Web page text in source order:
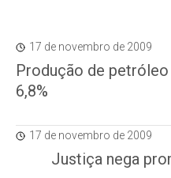
17 de novembro de 2009
Produção de
6,8%
17 de novembro de 2009
Justiça nega